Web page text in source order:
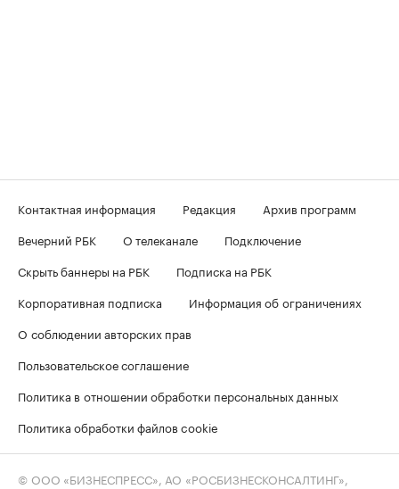
Контактная информация Редакция
Архив программ
Вечерний РБК
О телеканале
Подключение
Скрыть баннеры на РБК
Подписка на РБК
Корпоративная подписка
Информация об ограничениях
О соблюдении авторских прав
Пользовательское соглашение
Политика в отношении обработки персональных данных
Политика обработки файлов cookie
© ООО «БИЗНЕСПРЕСС», АО «РОСБИЗНЕСКОНСАЛТИНГ»,